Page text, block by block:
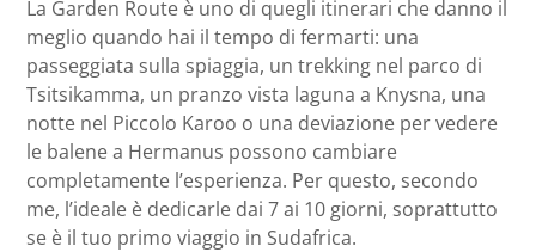
La Garden Route è uno di quegli itinerari che danno il
meglio quando hai il tempo di fermarti: una
passeggiata sulla spiaggia, un trekking nel parco di
Tsitsikamma, un pranzo vista laguna a Knysna, una
notte nel Piccolo Karoo o una deviazione per vedere
le balene a Hermanus possono cambiare
completamente l’esperienza. Per questo, secondo
me, l’ideale è dedicarle dai 7 ai 10 giorni, soprattutto
se è il tuo primo viaggio in Sudafrica.